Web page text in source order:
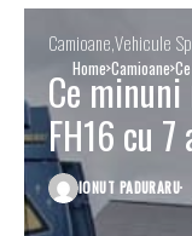
Home Camioane
CamioaneVehicule
Ce
FH16 cu 7
IONUT PADURARU